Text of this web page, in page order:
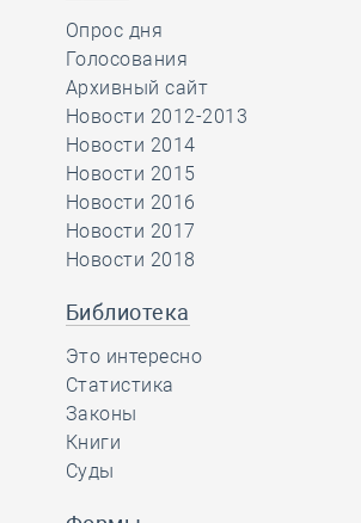
Опрос дня
Голосования
Архивный сайт
Новости 2012-2013
Новости 2014
Новости 2015
Новости 2016
Новости 2017
Новости 2018
Библиотека
Это интересно
Статистика
Законы
Книги
Суды